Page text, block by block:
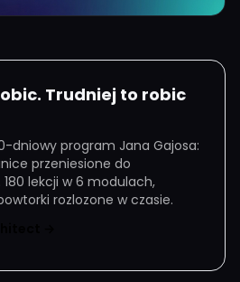
Trudniej to robic
dniowy program Jana Gajosa:
przeniesione do
lekcji w 6 modulach,
rozlozone w czasie.